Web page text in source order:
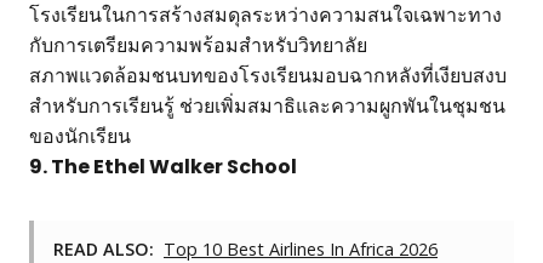
โรงเรียนในการสร้างสมดุลระหว่างความสนใจเฉพาะทาง
กับการเตรียมความพร้อมสำหรับวิทยาลัย
สภาพแวดล้อมชนบทของโรงเรียนมอบฉากหลังที่เงียบสงบ
สำหรับการเรียนรู้ ช่วยเพิ่มสมาธิและความผูกพันในชุมชน
ของนักเรียน
9. The Ethel Walker School
READ ALSO: Top 10 Best Airlines In Africa 2026